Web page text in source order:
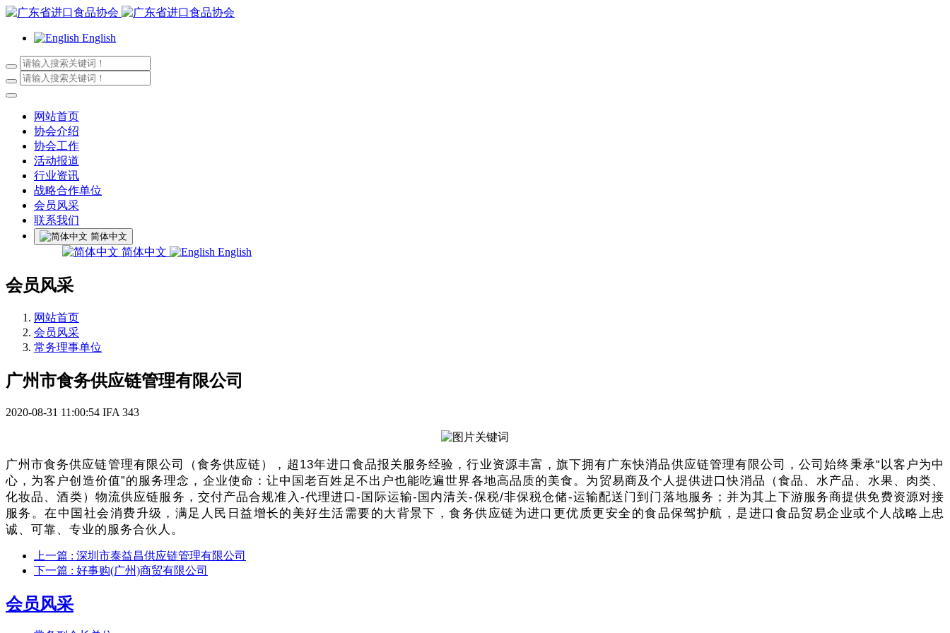
English
网站首页
协会介绍
协会工作
活动报道
行业资讯
战略合作单位
会员风采
联系我们
简体中文
简体中文 English
会员风采
网站首页
会员风采
常务理事单位
广州市食务供应链管理有限公司
2020-08-31 11:00:54 IFA 343
广州市食务供应链管理有限公司（食务供应链），超13年进口食品报关服务经验，行业资源丰富，旗下拥有广东快消品供应链管理有限公司，公司始终秉承“以客户为中
心，为客户创造价值”的服务理念，企业使命：让中国老百姓足不出户也能吃遍世界各地高品质的美食。为贸易商及个人提供进口快消品（食品、水产品、水果、肉类、
化妆品、酒类）物流供应链服务，交付产品合规准入-代理进口-国际运输-国内清关-保税/非保税仓储-运输配送门到门落地服务；并为其上下游服务商提供免费资源对接
服务 。在中国社会消费升级，满足人民日益增长的美好生活需要的大背景下，食务供应链为进口更优质更安全的食品保驾护航，是进口食品贸易企业或个人战略上忠
诚、可靠、专业的服务合伙人。
上一篇 : 深圳市泰益昌供应链管理有限公司
下一篇 : 好事购(广州)商贸有限公司
会员风采